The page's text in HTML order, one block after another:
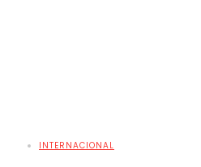
INTERNACIONAL